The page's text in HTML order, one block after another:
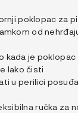
poklopac za
od
kada je
lako čisti
u perilici
ručka za